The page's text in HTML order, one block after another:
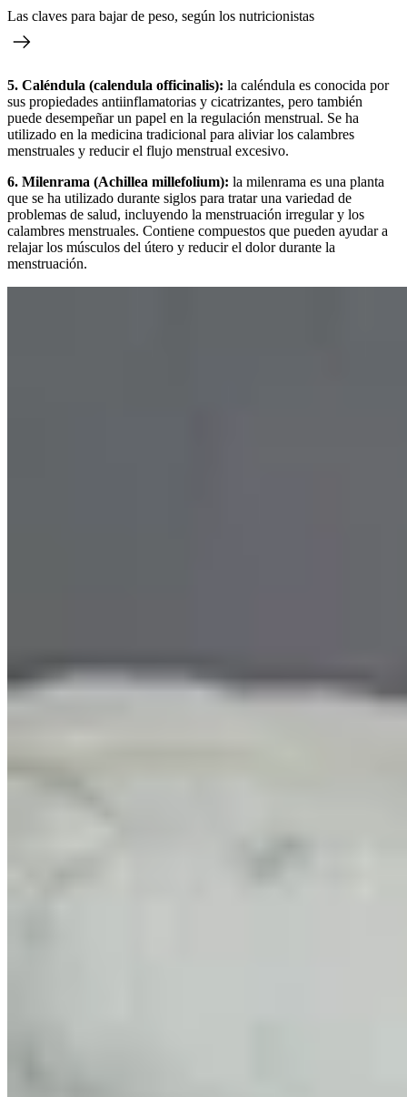
Las claves para bajar de peso, según los nutricionistas
5. Caléndula (calendula officinalis): la caléndula es conocida por
sus propiedades antiinflamatorias y cicatrizantes, pero también
puede desempeñar un papel en la regulación menstrual. Se ha
utilizado en la medicina tradicional para aliviar los calambres
menstruales y reducir el flujo menstrual excesivo.
6. Milenrama (Achillea millefolium): la milenrama es una planta
que se ha utilizado durante siglos para tratar una variedad de
problemas de salud, incluyendo la menstruación irregular y los
calambres menstruales. Contiene compuestos que pueden ayudar a
relajar los músculos del útero y reducir el dolor durante la
menstruación.